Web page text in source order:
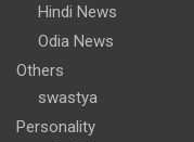
Hindi News
Odia News
Others
swastya
Personality